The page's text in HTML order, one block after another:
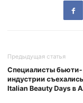
Предыдущая статья
Специалисты бьюти-
индустрии
Italian Beauty Days в